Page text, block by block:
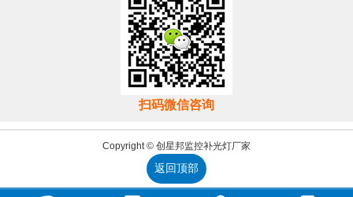
扫码微信咨询
Copyright © 创星邦监控补光灯厂家
返回顶部